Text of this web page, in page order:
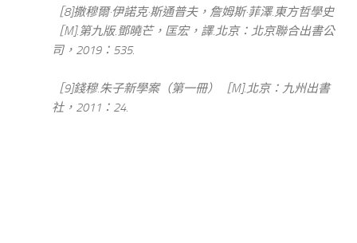
［8]撒穆爾·伊諾克·斯通普夫，詹姆斯·菲澤.東方哲學史
［M].第九版.鄧曉芒，匡宏，譯.北京：北京聯合出書公
司，2019：535.
［9]錢穆.朱子新學案（第一冊）［M].北京：九州出書
社，2011：24.